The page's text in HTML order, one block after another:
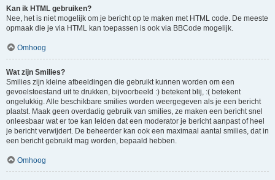
Kan ik HTML gebruiken?
Nee, het is niet mogelijk om je bericht op te maken met HTML code. De meeste
opmaak die je via HTML kan toepassen is ook via BBCode mogelijk.
Omhoog
Wat zijn Smilies?
Smilies zijn kleine afbeeldingen die gebruikt kunnen worden om een
gevoelstoestand uit te drukken, bijvoorbeeld :) betekent blij, :( betekent
ongelukkig. Alle beschikbare smilies worden weergegeven als je een bericht
plaatst. Maak geen overdadig gebruik van smilies, ze maken een bericht snel
onleesbaar wat er toe kan leiden dat een moderator je bericht aanpast of heel
je bericht verwijdert. De beheerder kan ook een maximaal aantal smilies, dat in
een bericht gebruikt mag worden, bepaald hebben.
Omhoog